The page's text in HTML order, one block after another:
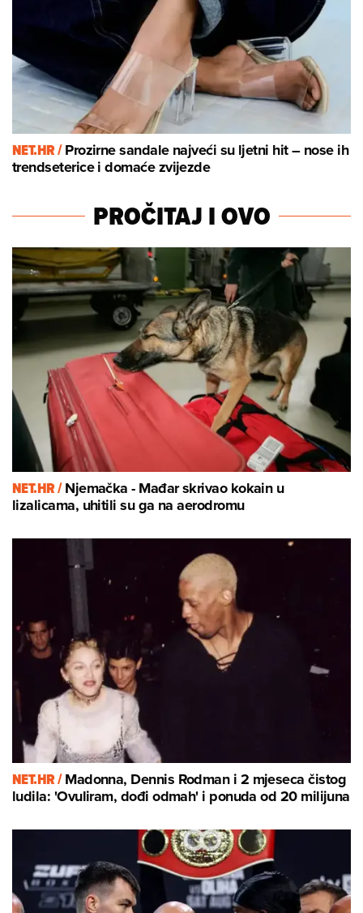
NET.HR /Prozirne sandale najveći su ljetni hit – nose ih
trendseterice i domaće zvijezde
PROČITAJ I OVO
NET.HR /Njemačka - Mađar skrivao kokain u
lizalicama, uhitili su ga na aerodromu
NET.HR /Madonna, Dennis Rodman i 2 mjeseca čistog
ludila: 'Ovuliram, dođi odmah' i ponuda od 20 milijuna